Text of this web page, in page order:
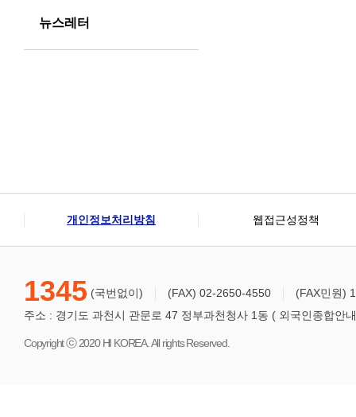
뉴스레터
개인정보처리방침 웹접근성정책
1345 (국번없이) (FAX) 02-2650-4550
(FAX민원)
주소 : 경기도 과천시 관문로 47 정부과천청사 1동 ( 외국인종합안
Copyright ⓒ 2020 HI KOREA. All rights Reserved.